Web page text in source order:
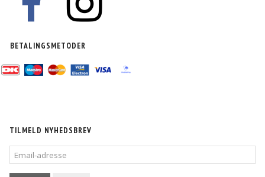
BETALINGSMETODER
TILMELD NYHEDSBREV
EMAIL-
ADRESSE